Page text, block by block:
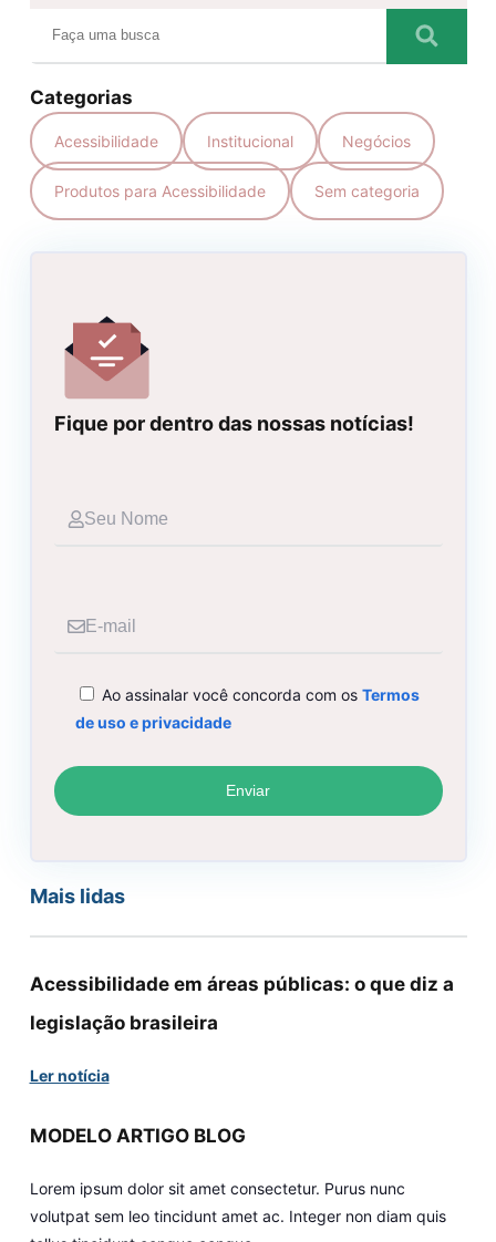
Categorias
Acessibilidade Institucional Negócios
Produtos para Acessibilidade Sem categoria
Fique por dentro das nossas notícias!
Nome
Ao assinalar você concorda com os Termos
de uso e privacidade
Mais lidas
Acessibilidade em áreas públicas: o que diz a
legislação brasileira
Ler notícia
MODELO ARTIGO BLOG
Lorem ipsum dolor sit amet consectetur. Purus nunc
volutpat sem leo tincidunt amet ac. Integer non diam quis